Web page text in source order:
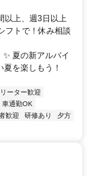
以上、週3日以上
フトで！休み相談
✨ 夏の新アルバイ
を楽しもう！
ーター歓迎
車通勤OK
歓迎 研修あり
夕方